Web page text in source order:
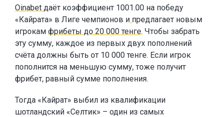
Oinabet даёт коэффициент 1001.00 на победу
«Кайрата» в Лиге чемпионов и предлагает новым
игрокам фрибеты до 20 000 тенге. Чтобы забрать
эту сумму, каждое из первых двух пополнений
счёта должны быть от 10 000 тенге. Если игрок
пополнится на меньшую сумму, тоже получит
фрибет, равный сумме пополнения.
Тогда «Кайрат» выбил из квалификации
шотландский «Селтик» – один из самых